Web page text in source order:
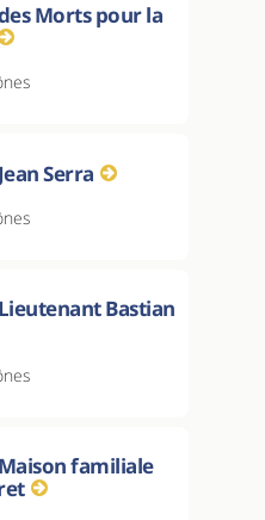
Morts pour la
Serra
Bastian
familiale